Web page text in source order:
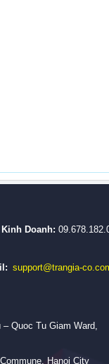
Kinh Doanh:
support@trangia-
Quoc Tu Giam Ward,
Hanoi City